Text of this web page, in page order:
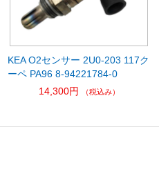
KEA O2センサー 2U0-203 117ク
ーペ PA96 8-94221784-0
14,300円
（税込み）